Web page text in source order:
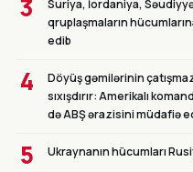
3
Suriya, İordaniya,
qruplaşmaların
edib
4
Döyüş gəmilərinin
sıxışdırır: Amerikalı
də ABŞ ərazisini müdafiə
5 Ukraynanın hücumları